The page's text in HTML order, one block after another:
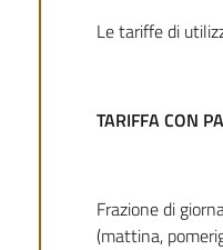
Le tariffe di
TARIFFA CON
Frazione di
(mattina,